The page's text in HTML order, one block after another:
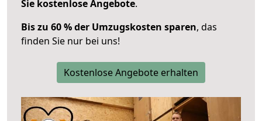
Sie kostenlose Angebote.
Bis zu 60 % der Umzugskosten sparen, das
finden Sie nur bei uns!
Kostenlose Angebote erhalten